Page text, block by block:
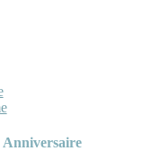
Anniversaire